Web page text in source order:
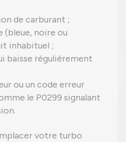
de carburant ;
(bleue, noire ou
inhabituel ;
baisse régulièrement
ou un code erreur
le P0299 signalant
votre turbo